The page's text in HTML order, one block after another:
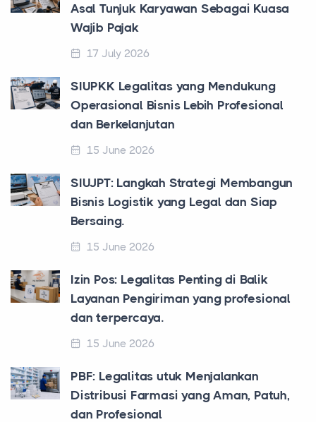
Asal Tunjuk Karyawan Sebagai Kuasa
Wajib Pajak
17 July 2026
SIUPKK Legalitas yang Mendukung
Operasional Bisnis Lebih Profesional
dan Berkelanjutan
15 June 2026
SIUJPT: Langkah Strategi Membangun
Bisnis Logistik yang Legal dan Siap
Bersaing.
15 June 2026
Izin Pos: Legalitas Penting di Balik
Layanan Pengiriman yang profesional
dan terpercaya.
15 June 2026
PBF: Legalitas utuk Menjalankan
Distribusi Farmasi yang Aman, Patuh,
dan Profesional